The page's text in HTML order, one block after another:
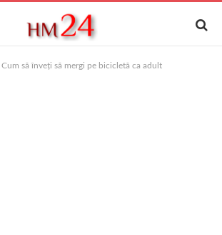
Cum să înveți să mergi pe bicicletă ca adult